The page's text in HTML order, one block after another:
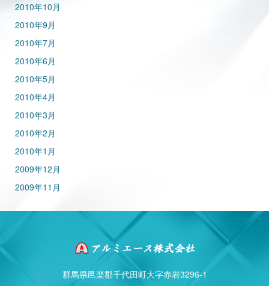
2010年10月
2010年9月
2010年7月
2010年6月
2010年5月
2010年4月
2010年3月
2010年2月
2010年1月
2009年12月
2009年11月
群馬県邑楽郡千代田町大字赤岩3296-1